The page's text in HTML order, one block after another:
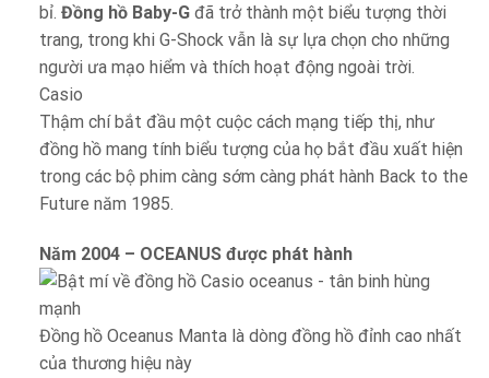
bỉ. Đồng hồ Baby-Gđã trở thành một biểu tượng thời
trang, trong khi G-Shock vẫn là sự lựa chọn cho những
người ưa mạo hiểm và thích hoạt động ngoài trời.
Casio
Thậm chí bắt đầu một cuộc cách mạng tiếp thị, như
đồng hồ mang tính biểu tượng của họ bắt đầu xuất hiện
trong các bộ phim càng sớm càng phát hành Back to the
Future năm 1985.
Năm 2004 – OCEANUS được phát hành
Đồng hồ Oceanus Manta là dòng đồng hồ đỉnh cao nhất
của thương hiệu này